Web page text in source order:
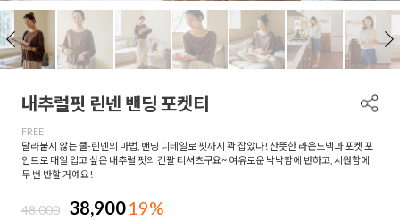
내추럴핏 린넨 밴딩 포켓티
FREE
달라붙지 않는 쿨-린넨의 마법, 밴딩 디테일로 핏까지 꽉 잡았다! 산뜻한 라운드넥과 포켓 포
인트로 매일 입고 싶은 내추럴 핏의 긴팔 티셔츠구요~ 여유로운 낙낙함에 반하고, 시원함에
두 번 반할 거예요!
48,000 38,90019%